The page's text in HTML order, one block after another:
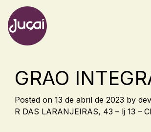
Main Navigation
GRAO
Posted on 13 de abril de 2023 by
R DAS LARANJEIRAS, 43 – lj 13 –